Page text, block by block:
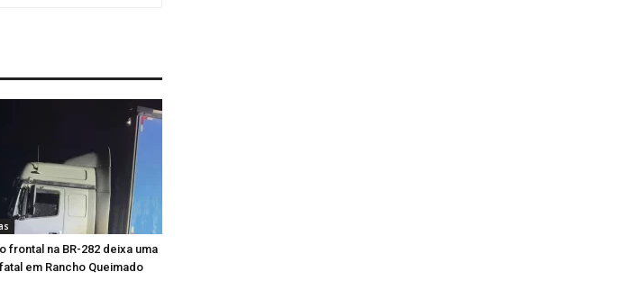
frontal na BR-282 deixa uma
em Rancho Queimado